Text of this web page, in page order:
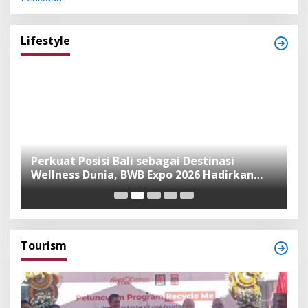
Lifestyle
Perkuat Posisi Bali sebagai Destinasi
Wellness Dunia, BWB Expo 2026 Hadirkan
Exhibitor Nasional dan Global
Tourism